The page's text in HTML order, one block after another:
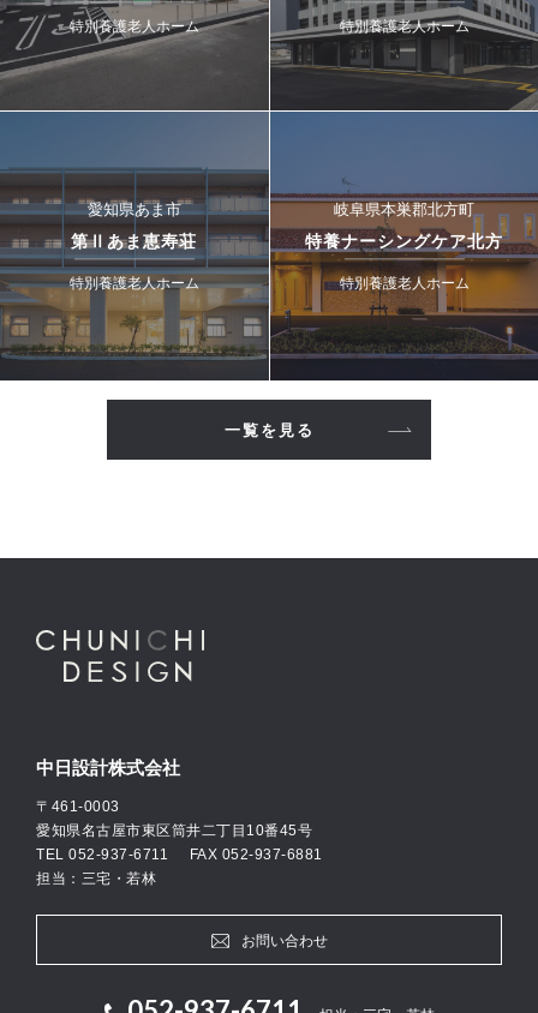
特別養護老人ホーム 特別養護老人ホーム
愛知県あま市
第Ⅱあま恵寿荘
特別養護老人ホーム
岐阜県本巣郡北方町
特養ナーシングケア北方
特別養護老人ホーム
一覧を見る
中日設計株式会社
〒461-0003
愛知県名古屋市東区筒井二丁目10番45号
TEL 052-937-6711 FAX 052-937-6881
担当：三宅・若林
お問い合わせ